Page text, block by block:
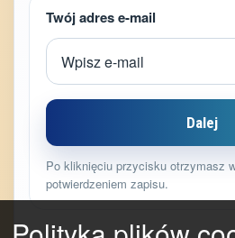
Twój adres e-mail
Dalej
Po kliknięciu przycisku otrzymasz
potwierdzeniem zapisu.